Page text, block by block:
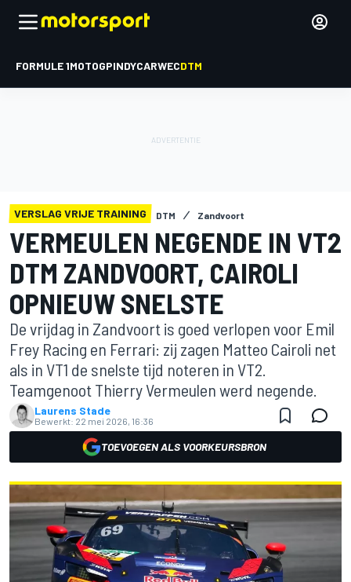
FORMULE 1MOTOGPINDYCARWECDTM
VERSLAG VRIJE TRAINING DTM Zandvoort
VERMEULEN NEGENDE IN VT2
DTM ZANDVOORT, CAIROLI
OPNIEUW SNELSTE
De vrijdag in Zandvoort is goed verlopen voor Emil
Frey Racing en Ferrari: zij zagen Matteo Cairoli net
als in VT1 de snelste tijd noteren in VT2.
Teamgenoot Thierry Vermeulen werd negende.
Laurens Stade
Bewerkt: 22 mei 2026, 16:36
TOEVOEGEN ALS VOORKEURSBRON